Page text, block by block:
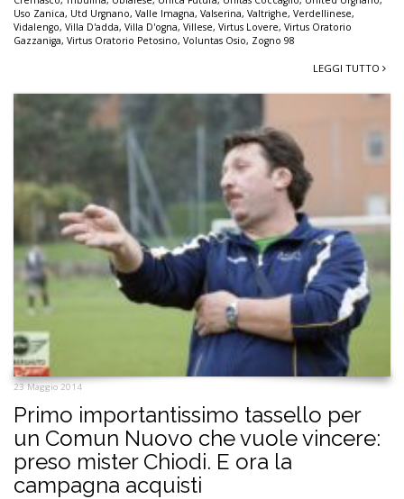
Uso Zanica, Utd Urgnano, Valle Imagna, Valserina, Valtrighe, Verdellinese,
Vidalengo, Villa D'adda, Villa D'ogna, Villese, Virtus Lovere, Virtus Oratorio
Gazzaniga, Virtus Oratorio Petosino, Voluntas Osio, Zogno 98
LEGGI TUTTO
23 Maggio 2014
Primo importantissimo tassello per
un Comun Nuovo che vuole vincere:
preso mister Chiodi. E ora la
campagna acquisti